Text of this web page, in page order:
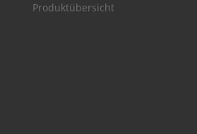
Produktübersicht